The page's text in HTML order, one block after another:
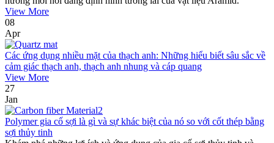
View More
08
Apr
Các ứng dụng nhiều mặt của thạch anh: Những hiểu biết sâu sắc về
cảm giác thạch anh, thạch anh nhung và cáp quang
View More
27
Jan
Polymer gia cố sợi là gì và sự khác biệt của nó so với cốt thép bằng
sợi thủy tinh